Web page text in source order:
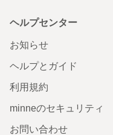
ヘルプセンター
お知らせ
ヘルプとガイド
利用規約
minneのセキュリティ
お問い合わせ